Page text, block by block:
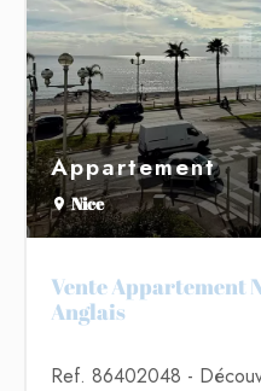
Appartement
Nice
Vente Appartement
Anglais
Ref. 86402048 -